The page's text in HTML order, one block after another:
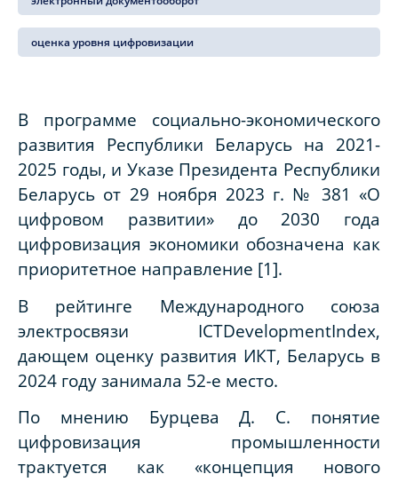
оценка уровня цифровизации
В программе социально-экономического
развития Республики Беларусь на 2021-
2025 годы, и Указе Президента Республики
Беларусь от 29 ноября 2023 г. № 381 «О
цифровом развитии» до 2030 года
цифровизация экономики обозначена как
приоритетное направление [1].
В рейтинге Международного союза
электросвязи ICTDevelopmentIndex,
дающем оценку развития ИКТ, Беларусь в
2024 году занимала 52-е место.
По мнению Бурцева Д. С. понятие
цифровизация промышленности
трактуется как «концепция нового